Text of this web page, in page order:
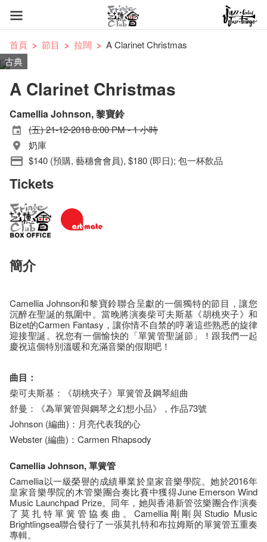
首頁 節目 拉闊
A Clarinet Christmas
古典
A Clarinet Christmas
Camellia Johnson, 黎寶鈴
(五) 21-12-2018 8:00 PM - 1 小時
奶庫
$140 (預購, 藝穗會會員), $180 (即日); 包一杯飲品
Tickets
簡介
Camellia Johnson和黎寶鈴聯合呈獻的一個獨特的節目，讓您
沉醉在聖誕的氛圍中。當晚將演奏柴可夫斯基《胡桃夾子》和
Bizet的Carmen Fantasy，讓你情不自禁的哼著這些熟悉的旋律
迎接聖誕。祝您有一個愉快的「單簧管聖誕節」！跟我們一起
慶祝這個特別溫暖和充滿音樂的假期吧！
曲目：
柴可夫斯基：《胡桃夾子》單簧管及鋼琴組曲
舒曼：《為單簧管與鋼琴之幻想小品》，作品73號
Johnson (編曲)：月亮代表我的心
Webster (編曲)：Carmen Rhapsody
Camellia Johnson,單簧管
Camellia以一級榮譽的成績畢業於皇家音樂學院。她於2016年
皇家音樂學院的木管樂團合奏比賽中獲得June Emerson Wind
Music Launchpad Prize。同年，她與香港新管弦樂團合作演奏
了莫扎特單簧管協奏曲。Camellia剛剛與Studio Music
Brightlingsea聯合發行了一張莫扎特和布拉姆斯的單簧管五重奏
專輯。